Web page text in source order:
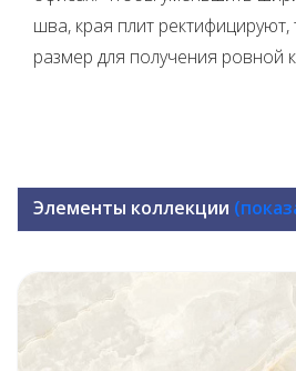
шва, края плит
размер для получения ровной
Элементы коллекции